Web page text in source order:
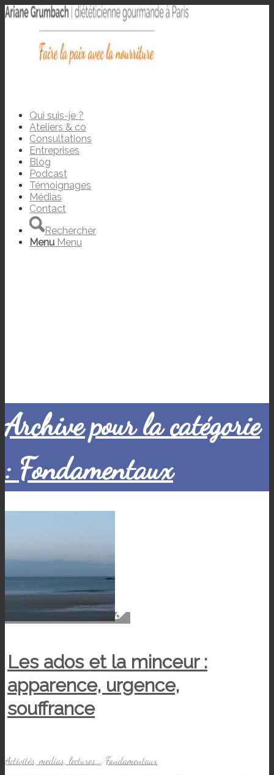
Qui suis-je ?
Ateliers & co
Consultations
Entreprises
Blog
Podcast
Témoignages
Médias
Contact
Rechercher
Menu Menu
Archive pour la catégorie
: Fondamentaux
Les ados et la minceur :
apparence, urgence,
souffrance
Activités, medias, lectures..., Fondamentaux